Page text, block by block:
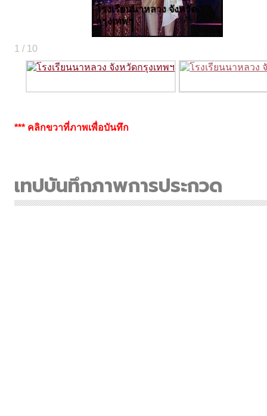
โรงเรียนนาหลวง จังหวัด
กรุงเทพฯ
1 / 10
*** คลิกขวาที่ภาพเพื่อบันทึก
เทปบันทึกภาพการประกวด